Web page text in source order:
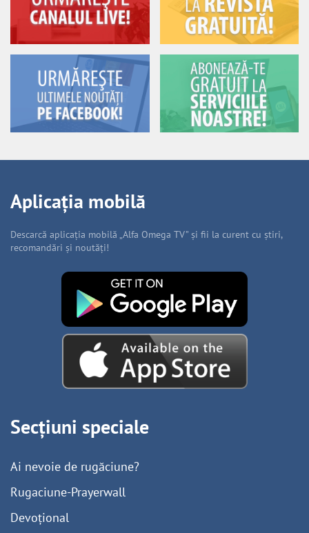
Aplicația mobilă
Descarcă aplicația mobilă „Alfa Omega TV” și fii la curent cu știri,
recomandări și noutăți!
Secțiuni speciale
Ai nevoie de rugăciune?
Rugaciune-Prayerwall
Devoțional